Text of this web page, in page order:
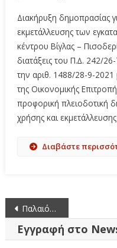
Διακήρυξη δημοπρασίας
εκμετάλλευσης των
κέντρου Βίγλας –
διατάξεις του Π.∆. 242/
την αριθ. 1488/28-9-
της Οικονομικής
προφορική πλειοδοτική
χρήσης και
Διαβάστε
Πλοήγηση
άρθρων
Παλαιότερα άρθρα
Εγγραφή στο